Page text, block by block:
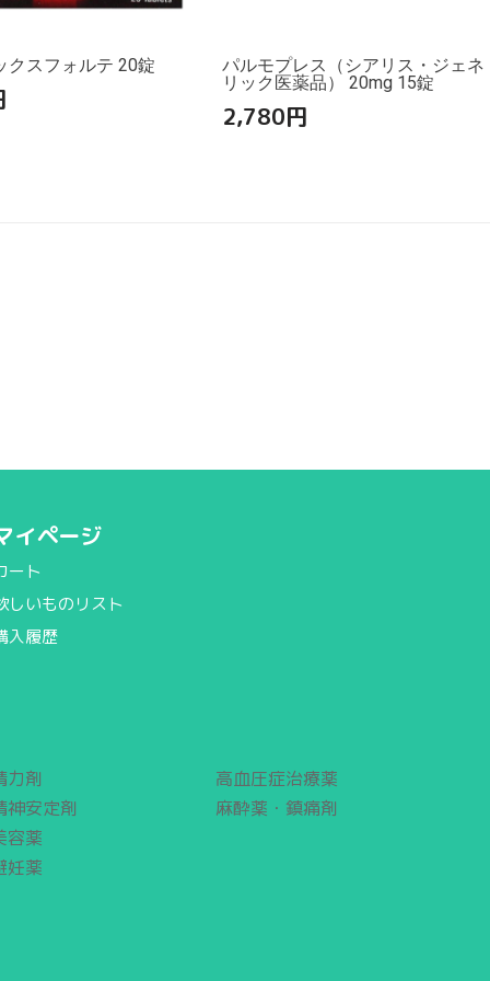
クスフォルテ 20錠
パルモプレス（シアリス・ジェネ
リック医薬品） 20mg 15錠
2,780円
イページ
ート
しいものリスト
入履歴
力剤
神安定剤
容薬
妊薬
高血圧症治療薬
麻酔薬・鎮痛剤